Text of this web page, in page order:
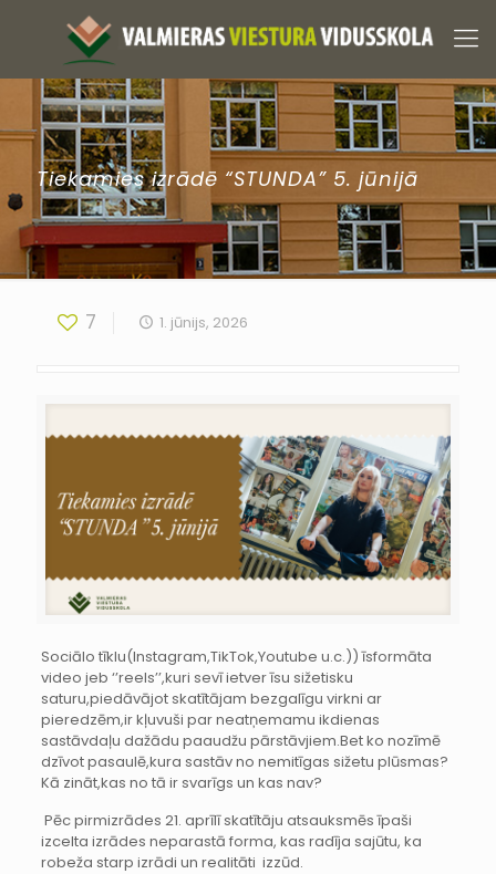
Tiekamies izrādē “STUNDA” 5. jūnijā
7 1. jūnijs, 2026
Sociālo tīklu(Instagram,TikTok,Youtube u.c.)) īsformāta
video jeb ‘’reels’’,kuri sevī ietver īsu sižetisku
saturu,piedāvājot skatītājam bezgalīgu virkni ar
pieredzēm,ir kļuvuši par neatņemamu ikdienas
sastāvdaļu dažādu paaudžu pārstāvjiem.Bet ko nozīmē
dzīvot pasaulē,kura sastāv no nemitīgas sižetu plūsmas?
Kā zināt,kas no tā ir svarīgs un kas nav?
Pēc pirmizrādes 21. aprīlī skatītāju atsauksmēs īpaši
izcelta izrādes neparastā forma, kas radīja sajūtu, ka
robeža starp izrādi un realitāti izzūd.